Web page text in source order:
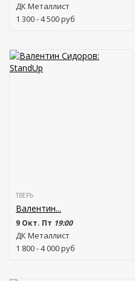
ДК Металлист
1 300 - 4 500руб
ТВЕРЬ
Валентин...
9 Окт. Пт 19:00
ДК Металлист
1 800 - 4 000руб